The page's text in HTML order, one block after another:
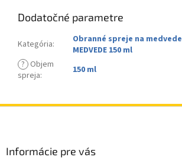
Dodatočné parametre
Kategória: Obranné spreje na medvede
MEDVEDE 150 ml
? Objem
spreja: 150 ml
Informácie pre vás